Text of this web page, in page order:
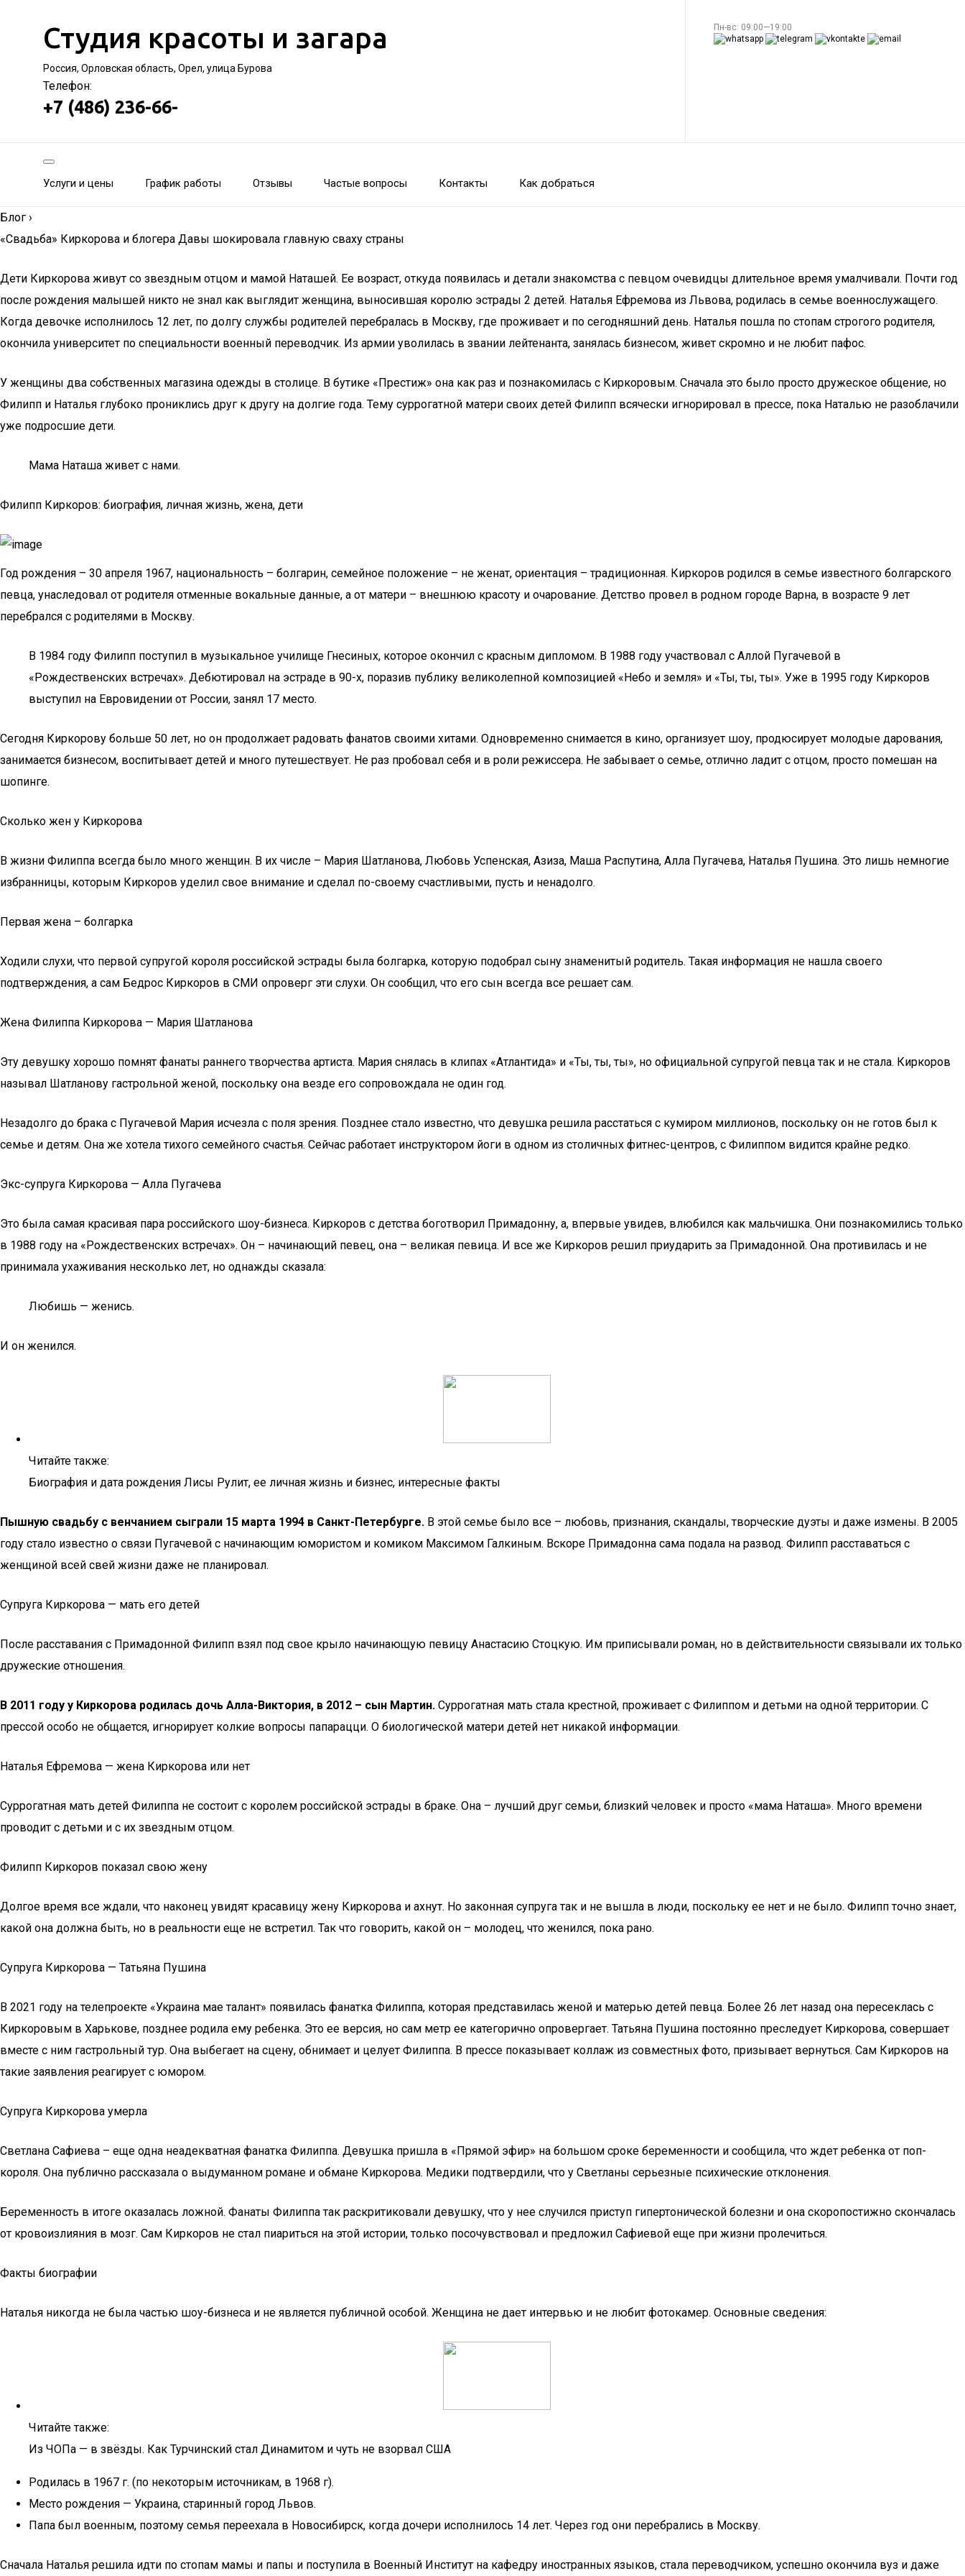
Студия красоты и загара
Россия, Орловская область, Орел, улица Бурова
Телефон:
+7 (486) 236-66-
Пн-вс: 09:00—19:00
Услуги и цены График работы Отзывы Частые вопросы Контакты Как добраться
Блог ›
«Свадьба» Киркорова и блогера Давы шокировала главную сваху страны
Дети Киркорова живут со звездным отцом и мамой Наташей. Ее возраст, откуда появилась и детали знакомства с певцом очевидцы длительное время умалчивали. Почти год
после рождения малышей никто не знал как выглядит женщина, выносившая королю эстрады 2 детей. Наталья Ефремова из Львова, родилась в семье военнослужащего.
Когда девочке исполнилось 12 лет, по долгу службы родителей перебралась в Москву, где проживает и по сегодняшний день. Наталья пошла по стопам строгого родителя,
окончила университет по специальности военный переводчик. Из армии уволилась в звании лейтенанта, занялась бизнесом, живет скромно и не любит пафос.
У женщины два собственных магазина одежды в столице. В бутике «Престиж» она как раз и познакомилась с Киркоровым. Сначала это было просто дружеское общение, но
Филипп и Наталья глубоко прониклись друг к другу на долгие года. Тему суррогатной матери своих детей Филипп всячески игнорировал в прессе, пока Наталью не разоблачили
уже подросшие дети.
Мама Наташа живет с нами.
Филипп Киркоров: биография, личная жизнь, жена, дети
Год рождения – 30 апреля 1967, национальность – болгарин, семейное положение – не женат, ориентация – традиционная. Киркоров родился в семье известного болгарского
певца, унаследовал от родителя отменные вокальные данные, а от матери – внешнюю красоту и очарование. Детство провел в родном городе Варна, в возрасте 9 лет
перебрался с родителями в Москву.
В 1984 году Филипп поступил в музыкальное училище Гнесиных, которое окончил с красным дипломом. В 1988 году участвовал с Аллой Пугачевой в
«Рождественских встречах». Дебютировал на эстраде в 90-х, поразив публику великолепной композицией «Небо и земля» и «Ты, ты, ты». Уже в 1995 году Киркоров
выступил на Евровидении от России, занял 17 место.
Сегодня Киркорову больше 50 лет, но он продолжает радовать фанатов своими хитами. Одновременно снимается в кино, организует шоу, продюсирует молодые дарования,
занимается бизнесом, воспитывает детей и много путешествует. Не раз пробовал себя и в роли режиссера. Не забывает о семье, отлично ладит с отцом, просто помешан на
шопинге.
Сколько жен у Киркорова
В жизни Филиппа всегда было много женщин. В их числе – Мария Шатланова, Любовь Успенская, Азиза, Маша Распутина, Алла Пугачева, Наталья Пушина. Это лишь немногие
избранницы, которым Киркоров уделил свое внимание и сделал по-своему счастливыми, пусть и ненадолго.
Первая жена – болгарка
Ходили слухи, что первой супругой короля российской эстрады была болгарка, которую подобрал сыну знаменитый родитель. Такая информация не нашла своего
подтверждения, а сам Бедрос Киркоров в СМИ опроверг эти слухи. Он сообщил, что его сын всегда все решает сам.
Жена Филиппа Киркорова — Мария Шатланова
Эту девушку хорошо помнят фанаты раннего творчества артиста. Мария снялась в клипах «Атлантида» и «Ты, ты, ты», но официальной супругой певца так и не стала. Киркоров
называл Шатланову гастрольной женой, поскольку она везде его сопровождала не один год.
Незадолго до брака с Пугачевой Мария исчезла с поля зрения. Позднее стало известно, что девушка решила расстаться с кумиром миллионов, поскольку он не готов был к
семье и детям. Она же хотела тихого семейного счастья. Сейчас работает инструктором йоги в одном из столичных фитнес-центров, с Филиппом видится крайне редко.
Экс-супруга Киркорова — Алла Пугачева
Это была самая красивая пара российского шоу-бизнеса. Киркоров с детства боготворил Примадонну, а, впервые увидев, влюбился как мальчишка. Они познакомились только
в 1988 году на «Рождественских встречах». Он – начинающий певец, она – великая певица. И все же Киркоров решил приударить за Примадонной. Она противилась и не
принимала ухаживания несколько лет, но однажды сказала:
Любишь — женись.
И он женился.
Читайте также:
Биография и дата рождения Лисы Рулит, ее личная жизнь и бизнес, интересные факты
Пышную свадьбу с венчанием сыграли 15 марта 1994 в Санкт-Петербурге. В этой семье было все – любовь, признания, скандалы, творческие дуэты и даже измены. В 2005
году стало известно о связи Пугачевой с начинающим юмористом и комиком Максимом Галкиным. Вскоре Примадонна сама подала на развод. Филипп расставаться с
женщиной всей свей жизни даже не планировал.
Супруга Киркорова — мать его детей
После расставания с Примадонной Филипп взял под свое крыло начинающую певицу Анастасию Стоцкую. Им приписывали роман, но в действительности связывали их только
дружеские отношения.
В 2011 году у Киркорова родилась дочь Алла-Виктория, в 2012 – сын Мартин. Суррогатная мать стала крестной, проживает с Филиппом и детьми на одной территории. С
прессой особо не общается, игнорирует колкие вопросы папарацци. О биологической матери детей нет никакой информации.
Наталья Ефремова — жена Киркорова или нет
Суррогатная мать детей Филиппа не состоит с королем российской эстрады в браке. Она – лучший друг семьи, близкий человек и просто «мама Наташа». Много времени
проводит с детьми и с их звездным отцом.
Филипп Киркоров показал свою жену
Долгое время все ждали, что наконец увидят красавицу жену Киркорова и ахнут. Но законная супруга так и не вышла в люди, поскольку ее нет и не было. Филипп точно знает,
какой она должна быть, но в реальности еще не встретил. Так что говорить, какой он – молодец, что женился, пока рано.
Супруга Киркорова — Татьяна Пушина
В 2021 году на телепроекте «Украина мае талант» появилась фанатка Филиппа, которая представилась женой и матерью детей певца. Более 26 лет назад она пересеклась с
Киркоровым в Харькове, позднее родила ему ребенка. Это ее версия, но сам метр ее категорично опровергает. Татьяна Пушина постоянно преследует Киркорова, совершает
вместе с ним гастрольный тур. Она выбегает на сцену, обнимает и целует Филиппа. В прессе показывает коллаж из совместных фото, призывает вернуться. Сам Киркоров на
такие заявления реагирует с юмором.
Супруга Киркорова умерла
Светлана Сафиева – еще одна неадекватная фанатка Филиппа. Девушка пришла в «Прямой эфир» на большом сроке беременности и сообщила, что ждет ребенка от поп-
короля. Она публично рассказала о выдуманном романе и обмане Киркорова. Медики подтвердили, что у Светланы серьезные психические отклонения.
Беременность в итоге оказалась ложной. Фанаты Филиппа так раскритиковали девушку, что у нее случился приступ гипертонической болезни и она скоропостижно скончалась
от кровоизлияния в мозг. Сам Киркоров не стал пиариться на этой истории, только посочувствовал и предложил Сафиевой еще при жизни пролечиться.
Факты биографии
Наталья никогда не была частью шоу-бизнеса и не является публичной особой. Женщина не дает интервью и не любит фотокамер. Основные сведения:
Читайте также:
Из ЧОПа — в звёзды. Как Турчинский стал Динамитом и чуть не взорвал США
Родилась в 1967 г. (по некоторым источникам, в 1968 г).
Место рождения — Украина, старинный город Львов.
Папа был военным, поэтому семья переехала в Новосибирск, когда дочери исполнилось 14 лет. Через год они перебрались в Москву.
Сначала Наталья решила идти по стопам мамы и папы и поступила в Военный Институт на кафедру иностранных языков, стала переводчиком, успешно окончила вуз и даже